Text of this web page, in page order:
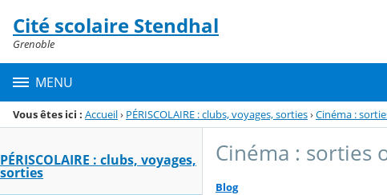
Menu de la rubrique
Contenu
Cité scolaire Stendhal
Grenoble
MENU
Vous êtes ici : Accueil› PÉRISCOLAIRE : clubs, voyages, sorties›Cinéma :
PÉRISCOLAIRE : clubs, voyages,
sorties
Cinéma : sorties
Blog